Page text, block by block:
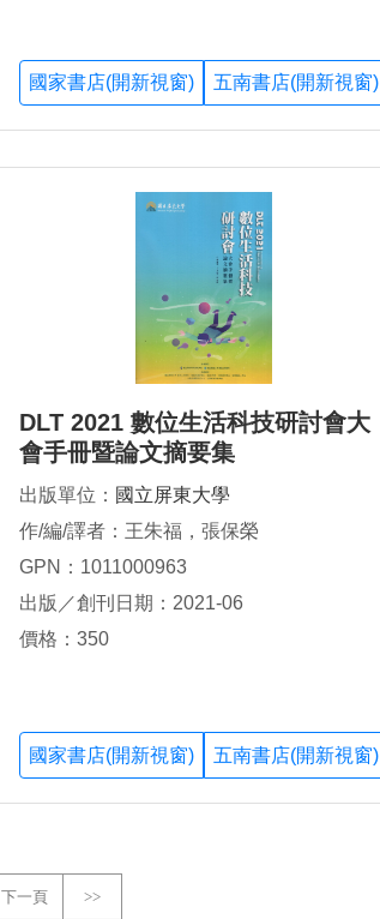
國家書店(開新視窗) 五南書店(開新視窗)
DLT 2021 數位生活科技研討會大
會手冊暨論文摘要集
出版單位： 國立屏東大學
作/編/譯者：王朱福，張保榮
GPN：1011000963
出版／創刊日期：2021-06
價格：350
國家書店(開新視窗) 五南書店(開新視窗)
下一頁 >>